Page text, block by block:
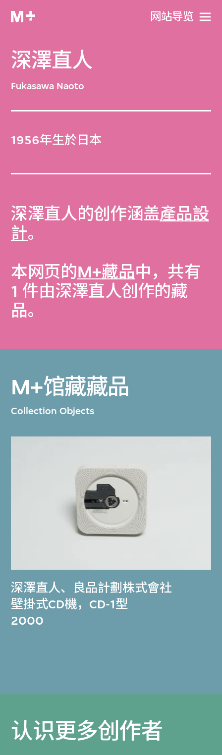
网站导览
深澤直人
Fukasawa Naoto
1956年生於日本
深澤直人的创作涵盖產品設
計。
本网页的M+藏品中，共有
1 件由深澤直人创作的藏
品。
M+馆藏藏品
Collection Objects
深澤直人、
良品計劃株式會社
壁掛式CD機，CD-1型
2000
认识更多创作者